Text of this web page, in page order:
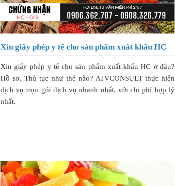
Xin giấy phép y tế cho sản phẩm xuất khẩu HC
Xin giấy phép y tế cho sản phẩm xuất khẩu HC ở đâu?
Hồ sơ, Thủ tục như thế nào? ATVCONSULT thực hiện
dịch vụ trọn gói dịch vụ nhanh nhất, với chi phí hợp lý
nhất.